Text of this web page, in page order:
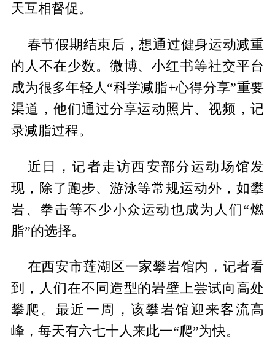
天互相督促。
春节假期结束后，想通过健身运动减重
的人不在少数。微博、小红书等社交平台
成为很多年轻人“科学减脂+心得分享”重要
渠道，他们通过分享运动照片、视频，记
录减脂过程。
近日，记者走访西安部分运动场馆发
现，除了跑步、游泳等常规运动外，如攀
岩、拳击等不少小众运动也成为人们“燃
脂”的选择。
在西安市莲湖区一家攀岩馆内，记者看
到，人们在不同造型的岩壁上尝试向高处
攀爬。最近一周，该攀岩馆迎来客流高
峰，每天有六七十人来此一“爬”为快。